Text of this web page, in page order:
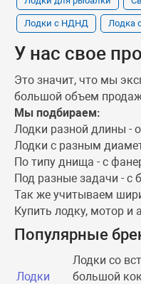
Лодки с НДНД Лодка
У нас свое
Это значит, что мы
большой объем
Мы подбираем:
Лодки разной длины -
Лодки с разным
По типу днища - с
Под разные задачи - с
Так же учитываем
Купить лодку, мотор и
Популярные
Лодки
Лодки со
большой